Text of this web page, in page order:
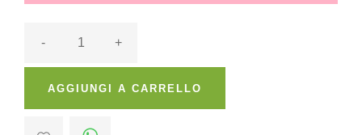
- +
AGGIUNGI A CARRELLO